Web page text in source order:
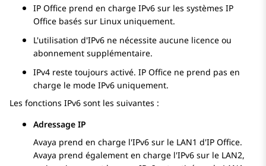
IP Office prend en charge IPv6 sur les systèmes IP
Office basés sur Linux uniquement.
L'utilisation d'IPv6 ne nécessite aucune licence ou
abonnement supplémentaire.
IPv4 reste toujours activé. IP Office ne prend pas en
charge le mode IPv6 uniquement.
Les fonctions IPv6 sont les suivantes :
Adressage IP
Avaya prend en charge l'IPv6 sur le LAN1 d'IP Office.
Avaya prend également en charge l'IPv6 sur le LAN2,